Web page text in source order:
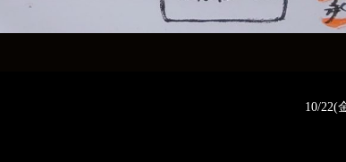
10/22(